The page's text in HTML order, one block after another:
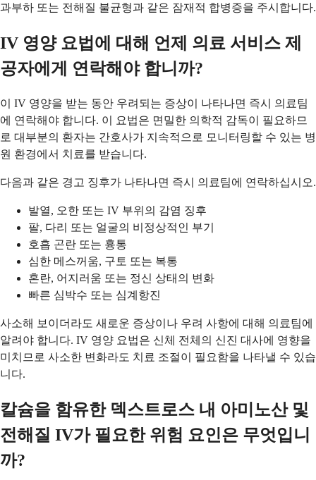
과부하 또는 전해질 불균형과 같은 잠재적 합병증을 주시합니다.
IV 영양 요법에 대해 언제 의료 서비스 제
공자에게 연락해야 합니까?
이 IV 영양을 받는 동안 우려되는 증상이 나타나면 즉시 의료팀
에 연락해야 합니다. 이 요법은 면밀한 의학적 감독이 필요하므
로 대부분의 환자는 간호사가 지속적으로 모니터링할 수 있는 병
원 환경에서 치료를 받습니다.
다음과 같은 경고 징후가 나타나면 즉시 의료팀에 연락하십시오.
발열, 오한 또는 IV 부위의 감염 징후
팔, 다리 또는 얼굴의 비정상적인 부기
호흡 곤란 또는 흉통
심한 메스꺼움, 구토 또는 복통
혼란, 어지러움 또는 정신 상태의 변화
빠른 심박수 또는 심계항진
사소해 보이더라도 새로운 증상이나 우려 사항에 대해 의료팀에
알려야 합니다. IV 영양 요법은 신체 전체의 신진 대사에 영향을
미치므로 사소한 변화라도 치료 조절이 필요함을 나타낼 수 있습
니다.
칼슘을 함유한 덱스트로스 내 아미노산 및
전해질 IV가 필요한 위험 요인은 무엇입니
까?